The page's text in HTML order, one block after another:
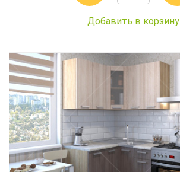
Добавить в корзину